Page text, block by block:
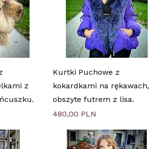
z
Быстрый просмотр
Kurtki Puchowe z
kokardkami na rękawach,
obszyte futrem z lisa.
Цена
480,00 PLN